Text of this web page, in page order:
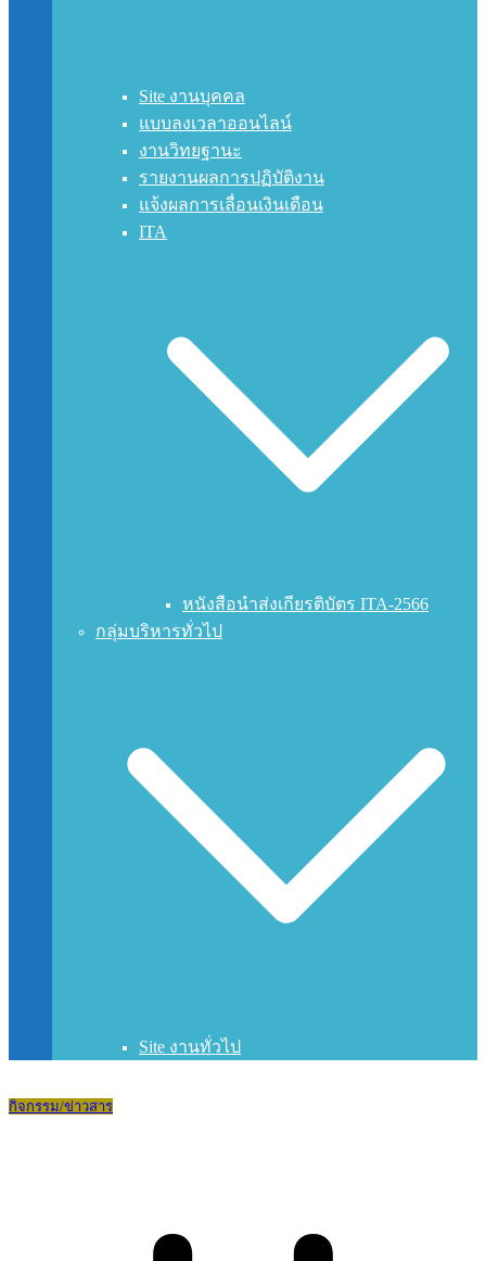
Site งานบุคคล
แบบลงเวลาออนไลน์
งานวิทยฐานะ
รายงานผลการปฏิบัติงาน
แจ้งผลการเลื่อนเงินเดือน
ITA
หนังสือนำส่งเกียรติบัตร ITA-2566
กลุ่มบริหารทั่วไป
Site งานทั่วไป
กิจกรรม/ข่าวสาร